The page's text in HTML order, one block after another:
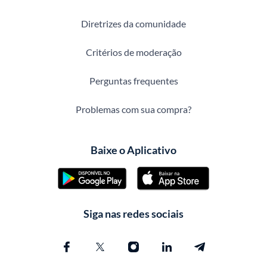
Diretrizes da comunidade
Critérios de moderação
Perguntas frequentes
Problemas com sua compra?
Baixe o Aplicativo
Siga nas redes sociais